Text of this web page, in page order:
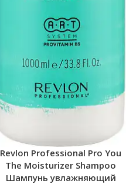
Revlon Professional Pro You
The Moisturizer Shampoo
Шампунь увлажняющий